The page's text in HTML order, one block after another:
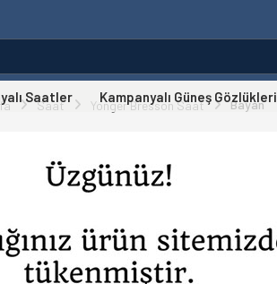
Saatler Kampanyalı Güneş Gözlükleri
Saat Yonger Bresson Saat Bayan